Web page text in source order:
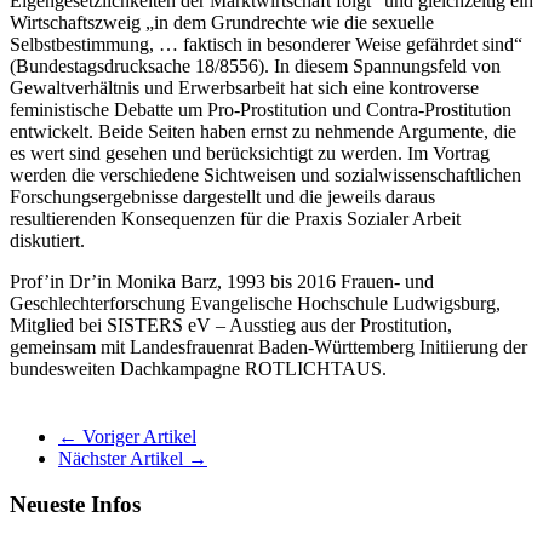
Wirtschaftszweig „in dem Grundrechte wie die sexuelle
Selbstbestimmung, … faktisch in besonderer Weise gefährdet sind“
(Bundestagsdrucksache 18/8556). In diesem Spannungsfeld von
Gewaltverhältnis und Erwerbsarbeit hat sich eine kontroverse
feministische Debatte um Pro-Prostitution und Contra-Prostitution
entwickelt. Beide Seiten haben ernst zu nehmende Argumente, die
es wert sind gesehen und berücksichtigt zu werden. Im Vortrag
werden die verschiedene Sichtweisen und sozialwissenschaftlichen
Forschungsergebnisse dargestellt und die jeweils daraus
resultierenden Konsequenzen für die Praxis Sozialer Arbeit
diskutiert.
Prof’in Dr’in Monika Barz, 1993 bis 2016 Frauen- und
Geschlechterforschung Evangelische Hochschule Ludwigsburg,
Mitglied bei SISTERS eV – Ausstieg aus der Prostitution,
gemeinsam mit Landesfrauenrat Baden-Württemberg Initiierung der
bundesweiten Dachkampagne ROTLICHTAUS.
← Voriger Artikel
Nächster Artikel →
Neueste Infos